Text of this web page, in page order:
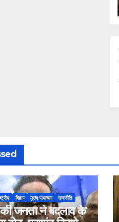
बिहार मुख्य समाचार राजनीति
की जनता ने बदलाव के